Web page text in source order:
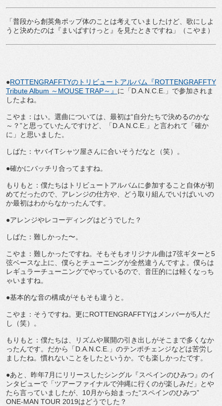
「普段から創英角ポップ体のことは考えていましたけど、歌にしよ
うと決めたのは『まいばすけっと』を見たときですね」（こやま）
●ROTTENGRAFFTYのトリビュートアルバム『ROTTENGRAFFTY
Tribute Album ～MOUSE TRAP～』 に「D.A.N.C.E.」で参加されま
したよね。
こやま：はい。選曲については、最初は“自分たちで決めるのかな
～？”と思っていたんですけど、「D.A.N.C.E.」と言われて「確か
に」と思いました。
しばた：ヤバイTシャツ屋さんに合いそうだなと（笑）。
●確かにバッチリ合ってますね。
もりもと：僕たちはトリビュートアルバムに参加すること自体が初
めてだったので、アレンジの仕方や、どう取り組んでいけばいいの
か最初はわからなかったんです。
●アレンジやレコーディングはどうでした？
しばた：難しかった〜。
こやま：難しかったですね。そもそもオリジナル曲は7弦ギターと5
弦ベースな上に、僕らとチューニングが全然違うんですよ。僕らは
レギュラーチューニングでやっているので、音圧的には軽くなっち
ゃいますね。
●基本的な音の構成がそもそも違うと。
こやま：そうですね。更にROTTENGRAFFTYはメンバーが5人だ
し（笑）。
もりもと：僕たちは、リズムや展開の引き出しがそこまで多くなか
ったんです。だから「D.A.N.C.E.」のテンポチェンジなどは苦労し
ましたね。慣れないことをしたというか。でも楽しかったです。
●あと、昨年7月にリリースしたシングル『スペインのひみつ』のイ
ンタビューで「ツアーファイナルで沖縄に行くのが楽しみだ」とや
たら言っていましたが、10月から始まった“スペインのひみつ”
ONE-MAN TOUR 2019はどうでした？